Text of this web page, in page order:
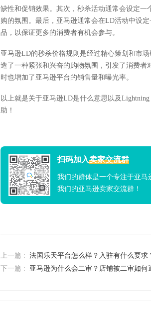
缺性和促销效果。其次，秒杀活动通常会设定
购的氛围。最后，亚马逊通常会在LD活动中设
品，以保证更多的消费者有机会参与。
亚马逊LD的秒杀价格规则是经过精心策划和市
造了一种紧张和兴奋的购物氛围，引发了消费
时也增加了亚马逊平台的销售量和曝光率。
以上就是关于亚马逊LD是什么意思以及
助！
扫码加入卖家交流群
我们的群体是一个专注于亚马
我们的亚马逊卖家交流群！
上一篇 : 法国乐天平台怎么样？入驻有什么要求
下一篇 :
亚马逊为什么会二审？店铺被二审如何